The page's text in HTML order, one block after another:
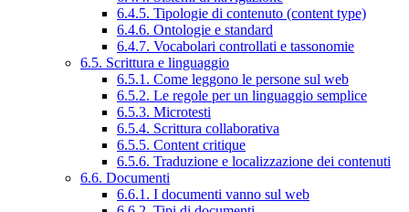
6.4.5. Tipologie di contenuto (content type)
6.4.6. Ontologie e standard
6.4.7. Vocabolari controllati e tassonomie
6.5. Scrittura e linguaggio
6.5.1. Come leggono le persone sul web
6.5.2. Le regole per un linguaggio semplice
6.5.3. Microtesti
6.5.4. Scrittura collaborativa
6.5.5. Content critique
6.5.6. Traduzione e localizzazione dei contenuti
6.6. Documenti
6.6.1. I documenti vanno sul web